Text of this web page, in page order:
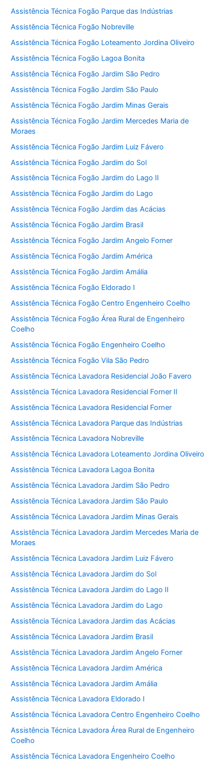
Assistência Técnica Fogão Parque das Indústrias
Assistência Técnica Fogão Nobreville
Assistência Técnica Fogão Loteamento Jordina Oliveiro
Assistência Técnica Fogão Lagoa Bonita
Assistência Técnica Fogão Jardim São Pedro
Assistência Técnica Fogão Jardim São Paulo
Assistência Técnica Fogão Jardim Minas Gerais
Assistência Técnica Fogão Jardim Mercedes Maria de
Moraes
Assistência Técnica Fogão Jardim Luiz Fávero
Assistência Técnica Fogão Jardim do Sol
Assistência Técnica Fogão Jardim do Lago II
Assistência Técnica Fogão Jardim do Lago
Assistência Técnica Fogão Jardim das Acácias
Assistência Técnica Fogão Jardim Brasil
Assistência Técnica Fogão Jardim Angelo Forner
Assistência Técnica Fogão Jardim América
Assistência Técnica Fogão Jardim Amália
Assistência Técnica Fogão Eldorado I
Assistência Técnica Fogão Centro Engenheiro Coelho
Assistência Técnica Fogão Área Rural de Engenheiro
Coelho
Assistência Técnica Fogão Engenheiro Coelho
Assistência Técnica Fogão Vila São Pedro
Assistência Técnica Lavadora Residencial João Favero
Assistência Técnica Lavadora Residencial Forner II
Assistência Técnica Lavadora Residencial Forner
Assistência Técnica Lavadora Parque das Indústrias
Assistência Técnica Lavadora Nobreville
Assistência Técnica Lavadora Loteamento Jordina Oliveiro
Assistência Técnica Lavadora Lagoa Bonita
Assistência Técnica Lavadora Jardim São Pedro
Assistência Técnica Lavadora Jardim São Paulo
Assistência Técnica Lavadora Jardim Minas Gerais
Assistência Técnica Lavadora Jardim Mercedes Maria de
Moraes
Assistência Técnica Lavadora Jardim Luiz Fávero
Assistência Técnica Lavadora Jardim do Sol
Assistência Técnica Lavadora Jardim do Lago II
Assistência Técnica Lavadora Jardim do Lago
Assistência Técnica Lavadora Jardim das Acácias
Assistência Técnica Lavadora Jardim Brasil
Assistência Técnica Lavadora Jardim Angelo Forner
Assistência Técnica Lavadora Jardim América
Assistência Técnica Lavadora Jardim Amália
Assistência Técnica Lavadora Eldorado I
Assistência Técnica Lavadora Centro Engenheiro Coelho
Assistência Técnica Lavadora Área Rural de Engenheiro
Coelho
Assistência Técnica Lavadora Engenheiro Coelho